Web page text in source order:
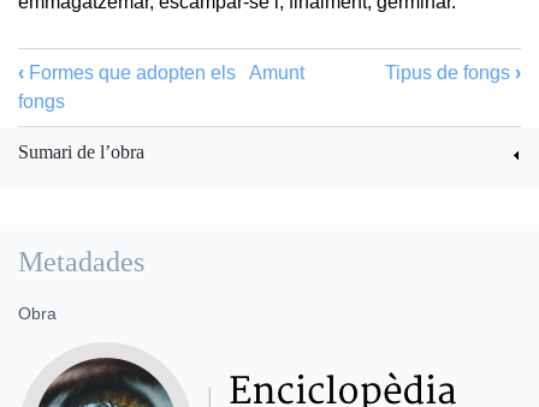
‹ Formes que adopten els
fongs
Amunt Tipus de fongs ›
Sumari de l’obra
Metadades
Obra